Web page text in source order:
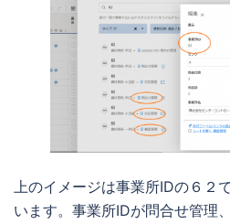
上のイメージは事業所IDの６２
います。事業所IDが問合せ管理